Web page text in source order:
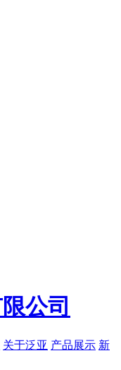
关于泛亚 产品展示 新